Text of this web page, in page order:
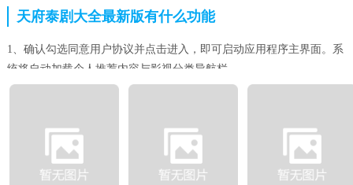
天府泰剧大全最新版有什么功能
1、确认勾选同意用户协议并点击进入，即可启动应用程序主界面。系
统将自动加载个人推荐内容与影视分类导航栏。
3、进入泰国电视剧版块，能够查阅正在连载与已完结的剧集目录。支
持通过首字母排序或出品方进行剧目筛选。